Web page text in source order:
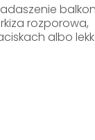
rozporowa,
albo